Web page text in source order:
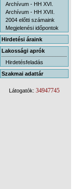
Archívum - HH XVI.
Archívum - HH XVII.
2004 előtti számaink
Megjelenési időpontok
Hirdetési áraink
Lakossági aprók
Hirdetésfeladás
Szakmai adattár
Látogatók: 34947745